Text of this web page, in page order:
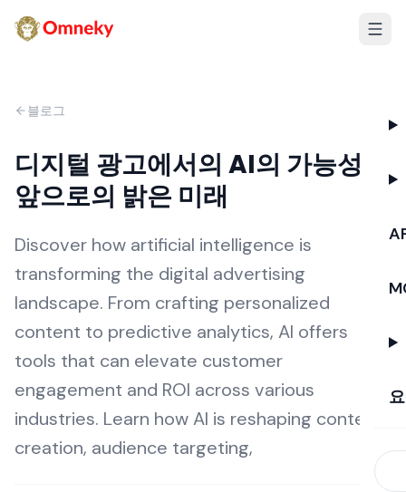
블로그
디지털 광고에서의 AI의 가능성:
앞으로의 밝은 미래
Discover how artificial intelligence is
transforming the digital advertising
landscape. From crafting personalized
content to predictive analytics, AI offers
tools that can elevate customer
engagement and ROI across various
industries. Learn how AI is reshaping content
creation, audience targeting,